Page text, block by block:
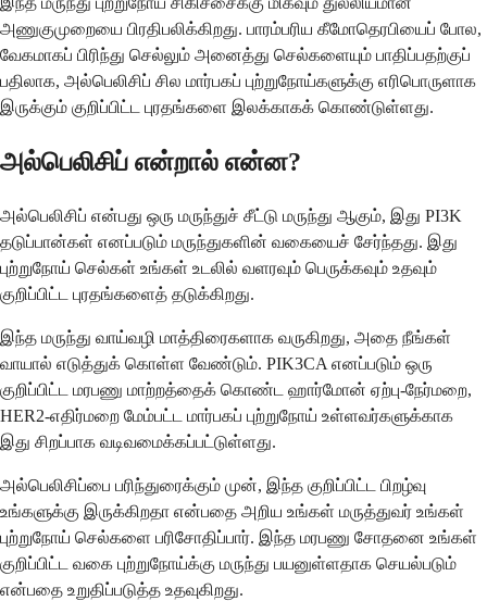
அணுகுமுறையை பிரதிபலிக்கிறது. பாரம்பரிய கீமோதெரபியைப் போல,
வேகமாகப் பிரிந்து செல்லும் அனைத்து செல்களையும் பாதிப்பதற்குப்
பதிலாக, அல்பெலிசிப் சில மார்பகப் புற்றுநோய்களுக்கு எரிபொருளாக
இருக்கும் குறிப்பிட்ட புரதங்களை இலக்காகக் கொண்டுள்ளது.
அல்பெலிசிப் என்றால் என்ன?
அல்பெலிசிப் என்பது ஒரு மருந்துச் சீட்டு மருந்து ஆகும், இது PI3K
தடுப்பான்கள் எனப்படும் மருந்துகளின் வகையைச் சேர்ந்தது. இது
புற்றுநோய் செல்கள் உங்கள் உடலில் வளரவும் பெருக்கவும் உதவும்
குறிப்பிட்ட புரதங்களைத் தடுக்கிறது.
இந்த மருந்து வாய்வழி மாத்திரைகளாக வருகிறது, அதை நீங்கள்
வாயால் எடுத்துக் கொள்ள வேண்டும். PIK3CA எனப்படும் ஒரு
குறிப்பிட்ட மரபணு மாற்றத்தைக் கொண்ட ஹார்மோன் ஏற்பு-நேர்மறை,
HER2-எதிர்மறை மேம்பட்ட மார்பகப் புற்றுநோய் உள்ளவர்களுக்காக
இது சிறப்பாக வடிவமைக்கப்பட்டுள்ளது.
அல்பெலிசிப்பை பரிந்துரைக்கும் முன், இந்த குறிப்பிட்ட பிறழ்வு
உங்களுக்கு இருக்கிறதா என்பதை அறிய உங்கள் மருத்துவர் உங்கள்
புற்றுநோய் செல்களை பரிசோதிப்பார். இந்த மரபணு சோதனை உங்கள்
குறிப்பிட்ட வகை புற்றுநோய்க்கு மருந்து பயனுள்ளதாக செயல்படும்
என்பதை உறுதிப்படுத்த உதவுகிறது.